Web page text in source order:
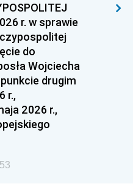
r. w sprawie
do
Wojciecha
drugim
r.,
2026 r.,